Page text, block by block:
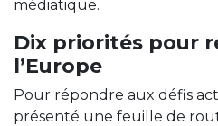
médiatique.
Dix priorités pour
l’Europe
Pour répondre aux défis
présenté une feuille de